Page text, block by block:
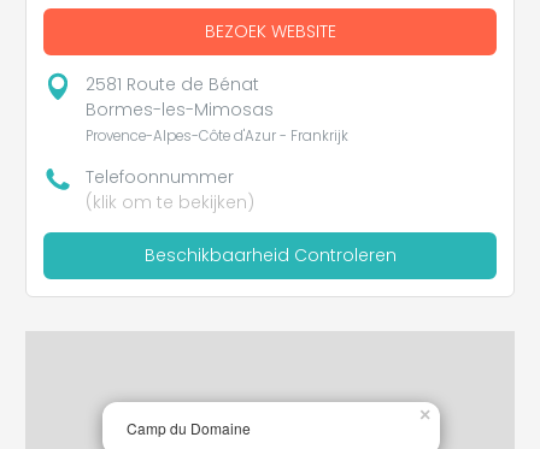
BEZOEK WEBSITE
2581 Route de Bénat
Bormes-les-Mimosas
Provence-Alpes-Côte d'Azur - Frankrijk
Telefoonnummer
(klik om te bekijken)
Beschikbaarheid Controleren
Camp du Domaine
×